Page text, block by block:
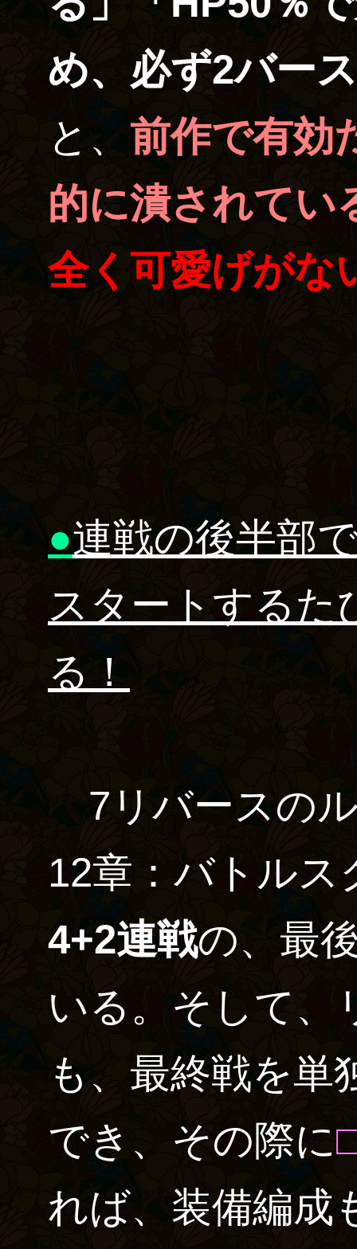
め、必ず2バー
と、 前作で有効
的に潰されてい
全く可愛げがな
●連戦の後半部
スタートするた
る！
7リバースの
12章：バトル
4+2連戦の、最
いる。そして、
も、最終戦を単
でき、その際に
れば、装備編